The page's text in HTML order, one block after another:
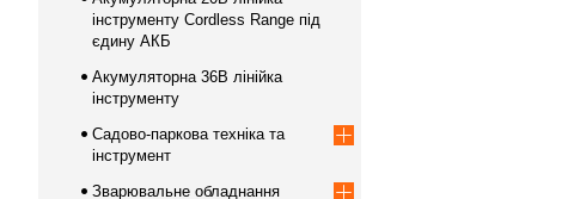
інструменту Сordless Range під
єдину АКБ
Акумуляторна 36В лінійка
інструменту
Садово-паркова техніка та
інструмент
Зварювальне обладнання